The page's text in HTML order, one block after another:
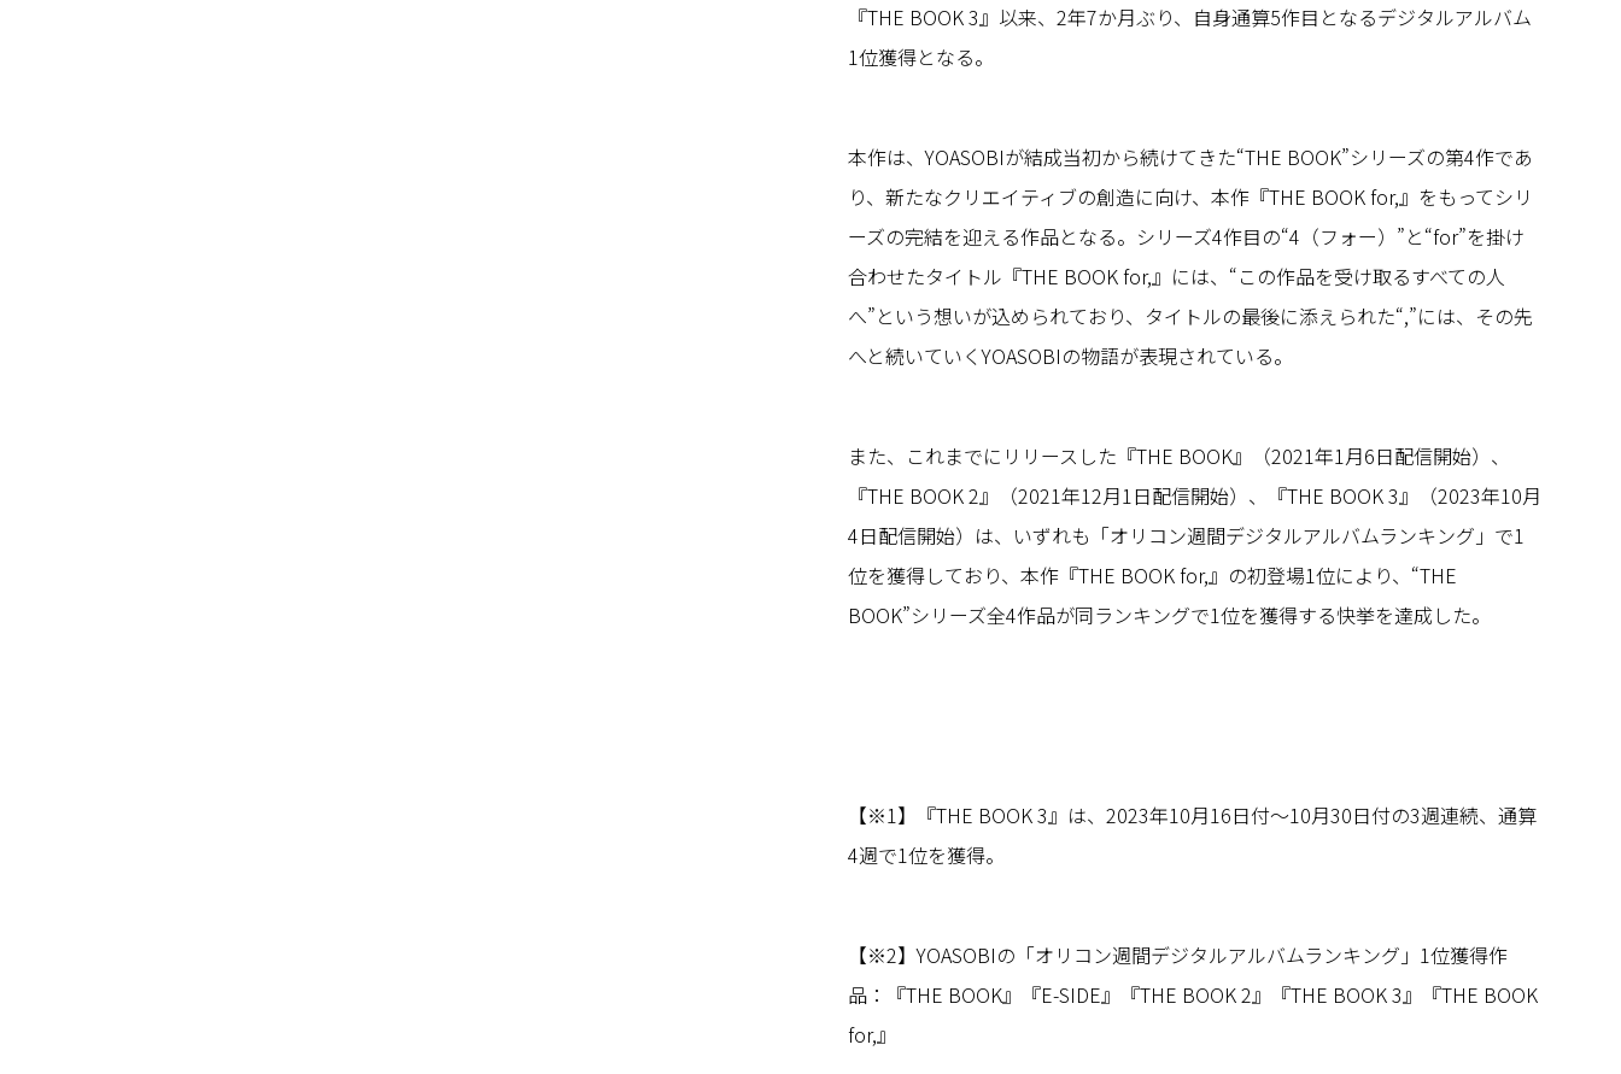
『THE BOOK 3』以来、2年7か月ぶり、自身通算5作目となるデジタルアルバム
1位獲得となる。
本作は、YOASOBIが結成当初から続けてきた“THE BOOK”シリーズの第4作であ
り、新たなクリエイティブの創造に向け、本作『THE BOOK for,』をもってシリ
ーズの完結を迎える作品となる。シリーズ4作目の“4（フォー）”と“for”を掛け
合わせたタイトル『THE BOOK for,』には、“この作品を受け取るすべての人
へ”という想いが込められており、タイトルの最後に添えられた“,”には、その先
へと続いていくYOASOBIの物語が表現されている。
また、これまでにリリースした『THE BOOK』（2021年1月6日配信開始）、
『THE BOOK 2』（2021年12月1日配信開始）、『THE BOOK 3』（2023年10月
4日配信開始）は、いずれも「オリコン週間デジタルアルバムランキング」で1
位を獲得しており、本作『THE BOOK for,』の初登場1位により、“THE
BOOK”シリーズ全4作品が同ランキングで1位を獲得する快挙を達成した。
【※1】『THE BOOK 3』は、2023年10月16日付～10月30日付の3週連続、通算
4週で1位を獲得。
【※2】YOASOBIの「オリコン週間デジタルアルバムランキング」1位獲得作
品：『THE BOOK』『E-SIDE』『THE BOOK 2』『THE BOOK 3』『THE BOOK
for,』